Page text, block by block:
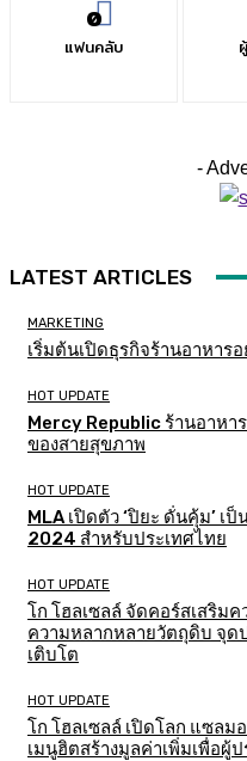
0
แฟนคลับ
-
LATEST ARTICLES
MARKETING
เริ่มต้นเปิดธุรกิจร้านอาหาร
HOT UPDATE
Mercy Republic ร้านอาหา
ของสายสุขภาพ
HOT UPDATE
MLA เปิดตัว ‘ปิยะ ดั่นคุ้ม’
2024 สำหรับประเทศไทย
HOT UPDATE
โก โฮลเซลล์ จัดคอร์สเสริม
ความหลากหลายวัตถุดิบ จุด
เติบโต
HOT UPDATE
โก โฮลเซลล์ เปิดโลก แซล
เมนูฮิตสร้างมูลค่าเพิ่มเพื่อผู้